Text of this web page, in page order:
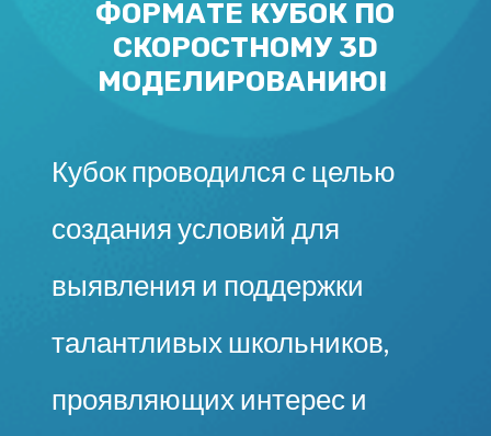
ФОРМАТЕ КУБОК ПО
СКОРОСТНОМУ 3D
МОДЕЛИРОВАНИЮ!
Кубок проводился с целью
создания условий для
выявления и поддержки
талантливых школьников,
проявляющих интерес и